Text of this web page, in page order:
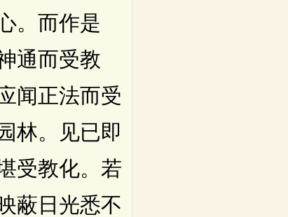
。而作是
通而受教
闻正法而受
林。见已即
受教化。若
蔽日光悉不